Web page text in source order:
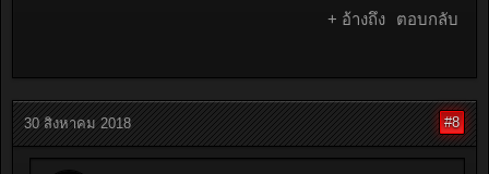
+ อ้างถึง ตอบกลับ
30 สิงหาคม 2018 #8